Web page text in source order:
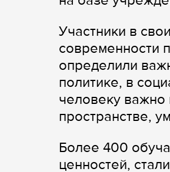
Участники в
современности
определили
политике, в
человеку важно
пространстве,
Более 400
ценностей,